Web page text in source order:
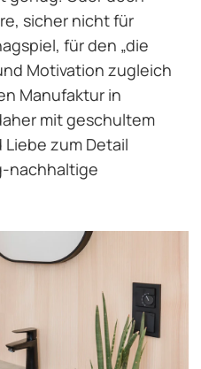
sicher nicht für
für den „die
Motivation zugleich
Manufaktur in
mit geschultem
zum Detail
nachhaltige